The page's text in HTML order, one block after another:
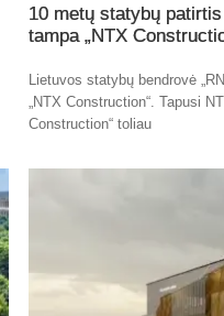
10 metų statybų
tampa „NTX
Lietuvos statybų bendrovė
„NTX Construction“. Tapusi
Construction“ toliau